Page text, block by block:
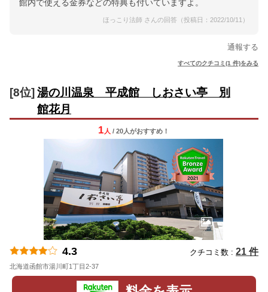
館内で使える金券などの特典も付いていますよ。
ほっこり法師 さんの回答（投稿日：2022/10/11）
通報する
すべてのクチコミ(1 件)をみる
[8位] 湯の川温泉 平成館 しおさい亭 別
館花月
1 人 / 20人がおすすめ！
4.3 クチコミ数 : 21 件
北海道函館市湯川町1丁目2-37